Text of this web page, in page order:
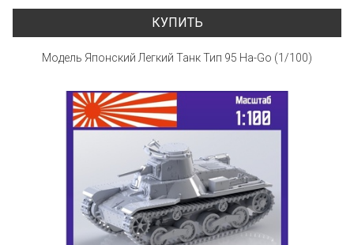
КУПИТЬ
Модель Японский Легкий Танк Тип 95 Ha-Go (1/100)